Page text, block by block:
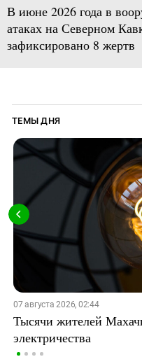
В июне 2026 года в
атаках на Северном
зафиксировано 8 жертв
ТЕМЫ ДНЯ
07 августа 2026, 02:44
Тысячи жителей
электричества